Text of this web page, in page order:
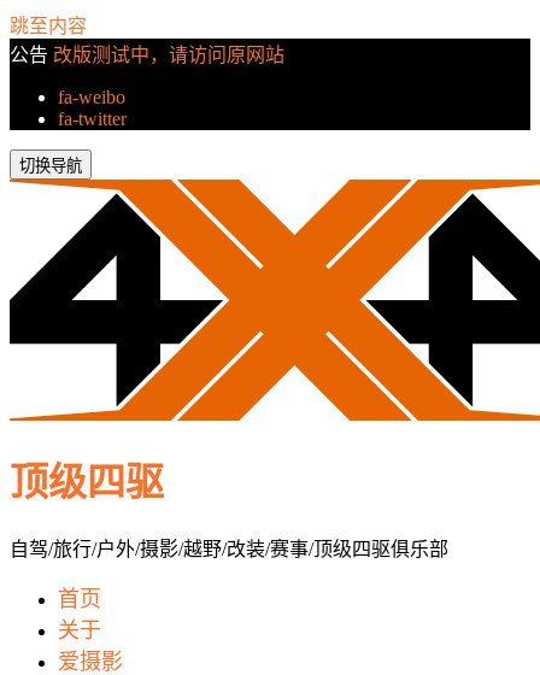
跳至内容
公告 改版测试中，请访问原网站
fa-weibo
fa-twitter
切换导航
顶级四驱
自驾/旅行/户外/摄影/越野/改装/赛事/顶级四驱俱乐部
首页
关于
爱摄影